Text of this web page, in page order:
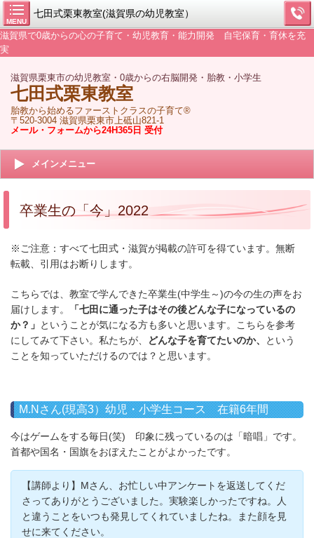
MENU
七田式栗東教室(滋賀県の幼児教室）
滋賀県で0歳からの心の子育て・幼児教育・能力開発 自宅保育・育休を充
実
滋賀県栗東市の幼児教室・0歳からの右脳開発・胎教・小学生
七田式栗東教室
胎教から始めるファーストクラスの子育て®
〒520-3004 滋賀県栗東市上砥山821-1
メール・フォームから24H365日 受付
メインメニュー
卒業生の「今」2022
※ご注意：すべて七田式・滋賀が掲載の許可を得ています。無断
転載、引用はお断りします。
こちらでは、教室で学んできた卒業生(中学生～)の今の生の声をお
届けします。
「七田に通った子はその後どんな子になっているの
か？」 ということが気になる方も多いと思います。こちらを参考
にしてみて下さい。私たちが、
どんな子を育てたいのか、
という
ことを知っていただけるのでは？と思います。
M.Nさん(現高3）幼児・小学生コース 在籍6年間
今はゲームをする毎日(笑) 印象に残っているのは「暗唱」です。
首都や国名・国旗をおぼえたことがよかったです。
【講師より】Mさん、お忙しい中アンケートを返送してくだ
さってありがとうございました。実験楽しかったですね。人
と違うことをいつも発見してくれていましたね。また顔を見
せに来てください。